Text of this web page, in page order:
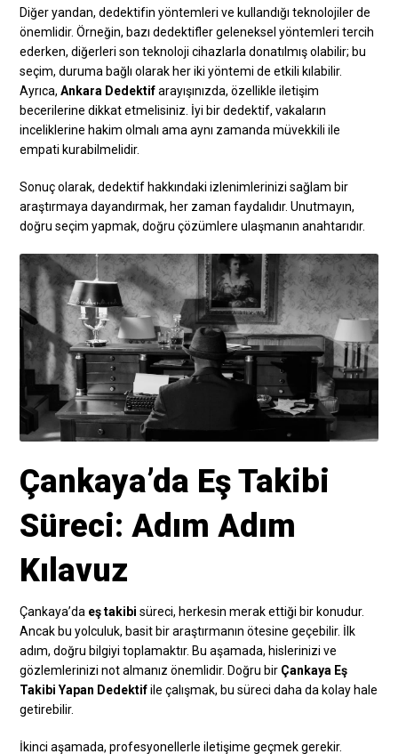
Diğer yandan, dedektifin yöntemleri ve kullandığı teknolojiler de
önemlidir. Örneğin, bazı dedektifler geleneksel yöntemleri tercih
ederken, diğerleri son teknoloji cihazlarla donatılmış olabilir; bu
seçim, duruma bağlı olarak her iki yöntemi de etkili kılabilir.
Ayrıca,Ankara Dedektifarayışınızda, özellikle iletişim
becerilerine dikkat etmelisiniz. İyi bir dedektif, vakaların
inceliklerine hakim olmalı ama aynı zamanda müvekkili ile
empati kurabilmelidir.
Sonuç olarak, dedektif hakkındaki izlenimlerinizi sağlam bir
araştırmaya dayandırmak, her zaman faydalıdır. Unutmayın,
doğru seçim yapmak, doğru çözümlere ulaşmanın anahtarıdır.
Çankaya’da Eş Takibi
Süreci: Adım Adım
Kılavuz
Çankaya’da eş takibi süreci, herkesin merak ettiği bir konudur.
Ancak bu yolculuk, basit bir araştırmanın ötesine geçebilir. İlk
adım, doğru bilgiyi toplamaktır. Bu aşamada, hislerinizi ve
gözlemlerinizi not almanız önemlidir. Doğru bir Çankaya Eş
Takibi Yapan Dedektifile çalışmak, bu süreci daha da kolay hale
getirebilir.
İkinci aşamada, profesyonellerle iletişime geçmek gerekir.